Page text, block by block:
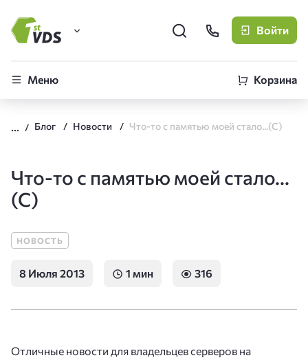
FirstVDS (вы здесь)
CLO
Войти
Меню Корзина
Блог Новости Что-то с памятью моей стало...(С)
Что-то с памятью моей стало...
(С)
НОВОСТЬ
8 Июля 2013 1 мин 316
Отличные новости для владельцев серверов на